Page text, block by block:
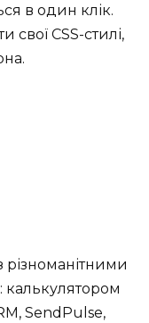
в один клік.
свої CSS-стилі,
різноманітними
SendPulse,